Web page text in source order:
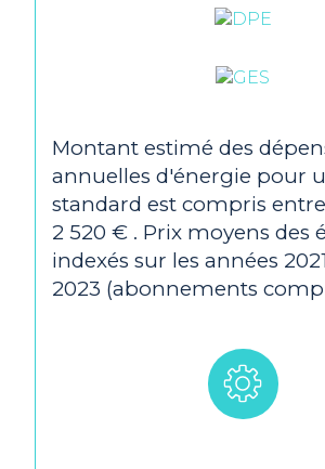
Montant estimé des
annuelles d'énergie pour
standard est compris
2 520 € . Prix moyens des
indexés sur les années
2023 (abonnements